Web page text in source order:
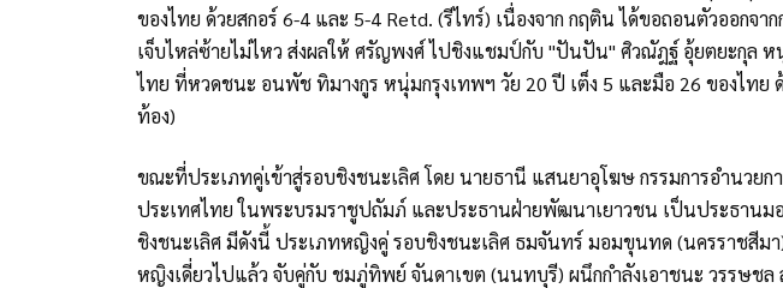
ของไทย ด้วยสกอร์ 6-4 และ 5-4 Retd. (รีไทร์) เนื่องจาก กฤติน ได้ขอถอนตัวออกจา
เจ็บไหล่ซ้ายไม่ไหว ส่งผลให้ ศรัญพงศ์ ไปชิงแชมป์กับ "ปันปัน" ศิวณัฎฐ์ อุ้ยตยะกุล
ไทย ที่หวดชนะ อนพัช ทิมางกูร หนุ่มกรุงเทพฯ วัย 20 ปี เต็ง 5 และมือ 26 ของไทย
ท้อง)
ขณะที่ประเภทคู่เข้าสู่รอบชิงชนะเลิศ โดย นายธานี แสนยาอุโฆษ กรรมการอำนวย
ประเทศไทย ในพระบรมราชูปถัมภ์ และประธานฝ่ายพัฒนาเยาวชน เป็นประธานม
ชิงชนะเลิศ มีดังนี้ ประเภทหญิงคู่ รอบชิงชนะเลิศ ธมจันทร์ มอมขุนทด (นครราชสีม
หญิงเดี่ยวไปแล้ว จับคู่กับ ชมภู่ทิพย์ จันดาเขต (นนทบุรี) ผนึกกำลังเอาชนะ วรรษช